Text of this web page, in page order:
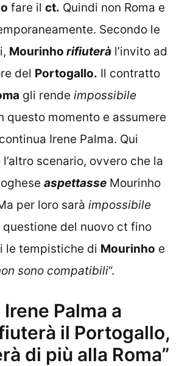
o fare il ct. Quindi non Roma e
Secondo le
Mourinho rifiuterà l’invito ad
del Portogallo. Il contratto
gli rende impossibile
questo momento e assumere
Irene Palma. Qui
scenario, ovvero che la
aspettasse Mourinho
per loro sarà impossibile
del nuovo ct fino
le tempistiche di Mourinho e
sono compatibili“.
Palma a
il Portogallo,
di più alla Roma”